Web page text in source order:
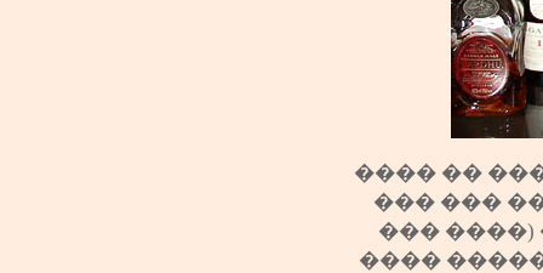
���� ��
��� ���
���
����